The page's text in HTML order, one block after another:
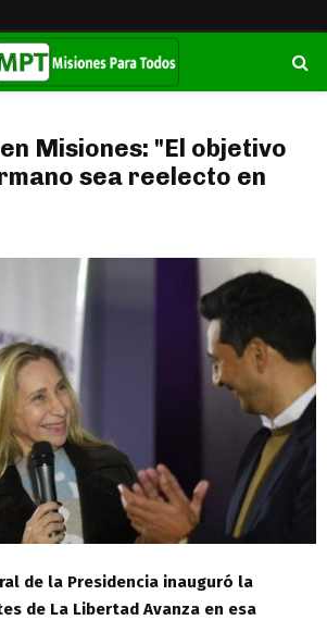
Misiones: "El objetivo
sea reelecto en
de la Presidencia inauguró la
de La Libertad Avanza en esa